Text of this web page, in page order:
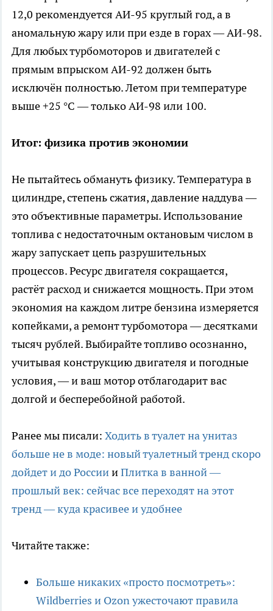
12,0 рекомендуется АИ-95 круглый год, а в
аномальную жару или при езде в горах — АИ-98.
Для любых турбомоторов и двигателей с
прямым впрыском АИ-92 должен быть
исключён полностью. Летом при температуре
выше +25 °C — только АИ-98 или 100.
Итог: физика против экономии
Не пытайтесь обмануть физику. Температура в
цилиндре, степень сжатия, давление наддува —
это объективные параметры. Использование
топлива с недостаточным октановым числом в
жару запускает цепь разрушительных
процессов. Ресурс двигателя сокращается,
растёт расход и снижается мощность. При этом
экономия на каждом литре бензина измеряется
копейками, а ремонт турбомотора — десятками
тысяч рублей. Выбирайте топливо осознанно,
учитывая конструкцию двигателя и погодные
условия, — и ваш мотор отблагодарит вас
долгой и бесперебойной работой.
Ранее мы писали: Ходить в туалет на унитаз
больше не в моде: новый туалетный тренд скоро
дойдет и до РоссиииПлитка в ванной —
прошлый век: сейчас все переходят на этот
тренд — куда красивее и удобнее
Читайте также:
Больше никаких «просто посмотреть»:
Wildberries и Ozon ужесточают правила